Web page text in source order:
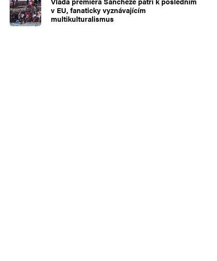
v EU, fanaticky vyznávajícím
multikulturalismus